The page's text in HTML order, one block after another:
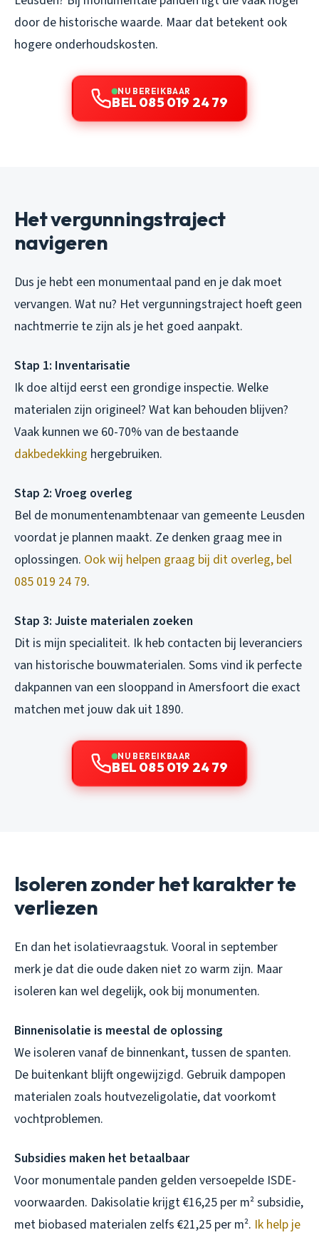
door de historische waarde. Maar dat betekent ook
hogere onderhoudskosten.
NU BEREIKBAAR
BEL 085 019 24 79
Het vergunningstraject
navigeren
Dus je hebt een monumentaal pand en je dak moet
vervangen. Wat nu? Het vergunningstraject hoeft geen
nachtmerrie te zijn als je het goed aanpakt.
Stap 1: Inventarisatie
Ik doe altijd eerst een grondige inspectie. Welke
materialen zijn origineel? Wat kan behouden blijven?
Vaak kunnen we 60-70% van de bestaande
dakbedekking hergebruiken.
Stap 2: Vroeg overleg
Bel de monumentenambtenaar van gemeente Leusden
voordat je plannen maakt. Ze denken graag mee in
oplossingen. Ook wij helpen graag bij dit overleg, bel
085 019 24 79.
Stap 3: Juiste materialen zoeken
Dit is mijn specialiteit. Ik heb contacten bij leveranciers
van historische bouwmaterialen. Soms vind ik perfecte
dakpannen van een slooppand in Amersfoort die exact
matchen met jouw dak uit 1890.
NU BEREIKBAAR
BEL 085 019 24 79
Isoleren zonder het karakter te
verliezen
En dan het isolatievraagstuk. Vooral in september
merk je dat die oude daken niet zo warm zijn. Maar
isoleren kan wel degelijk, ook bij monumenten.
Binnenisolatie is meestal de oplossing
We isoleren vanaf de binnenkant, tussen de spanten.
De buitenkant blijft ongewijzigd. Gebruik dampopen
materialen zoals houtvezeligolatie, dat voorkomt
vochtproblemen.
Subsidies maken het betaalbaar
Voor monumentale panden gelden versoepelde ISDE-
voorwaarden. Dakisolatie krijgt €16,25 per m² subsidie,
met biobased materialen zelfs €21,25 per m². Ik help je